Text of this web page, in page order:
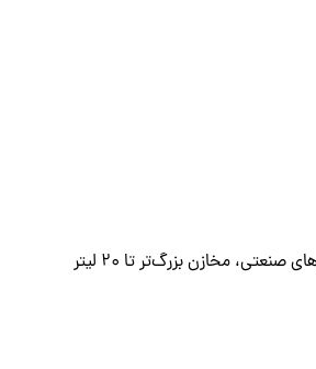
– پیشنهاد: برای آزمایشگاه‌های کوچک، دستگاه‌هایی با مخزن ۲ تا ۵ لیتر کافی است. برای آزمایش‌های صنعتی، مخازن بزرگ‌تر تا ۲۰ لیتر